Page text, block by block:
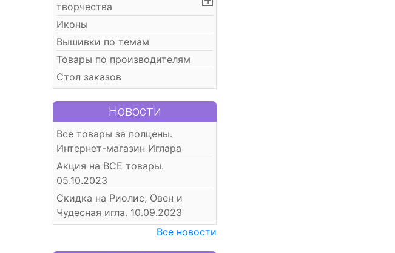
творчества
Иконы
Вышивки по темам
Товары по производителям
Стол заказов
Новости
Все товары за полцены.
Интернет-магазин Иглара
Акция на ВСЕ товары.
05.10.2023
Скидка на Риолис, Овен и
Чудесная игла. 10.09.2023
Все новости